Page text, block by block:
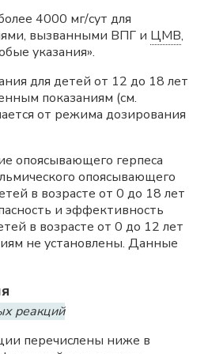
4000 мг/сут для
вызванными ВПГ и ЦМВ,
указания».
для детей от 12 до 18 лет
показаниям (см.
от режима дозирования
опоясывающего герпеса
опоясывающего
в возрасте от 0 до 18 лет
и эффективность
в возрасте от 0 до 12 лет
не установлены. Данные
реакций
перечислены ниже в